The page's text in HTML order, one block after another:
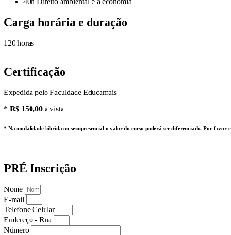
Carga horária e duração
120 horas
Certificação
Expedida pelo Faculdade Educamais
* R$ 150,00 à vista
* Na modalidade híbrida ou semipresencial o valor do curso poderá ser diferenciado. Por favor
PRÉ Inscrição
Nome
E-mail
Telefone Celular
Endereço - Rua
Número